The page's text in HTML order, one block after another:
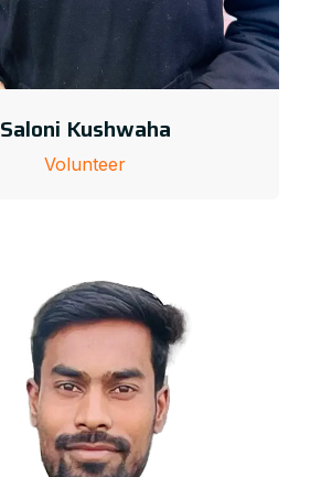
Saloni Kushwaha
Volunteer